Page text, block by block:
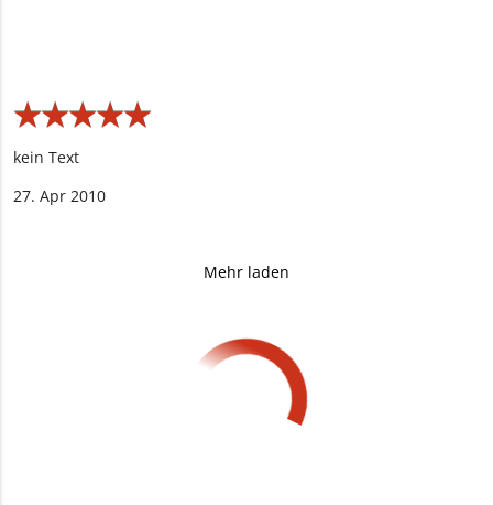
★★★★★
★★★★★
kein Text
27. Apr 2010
Mehr laden